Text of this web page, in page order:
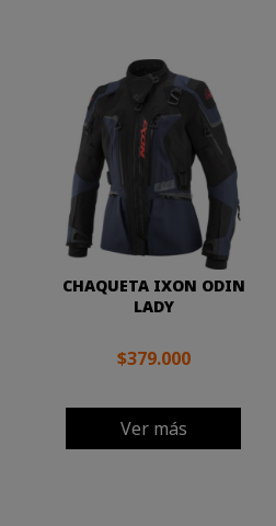
CHAQUETA IXON ODIN
LADY
$379.000
Ver más